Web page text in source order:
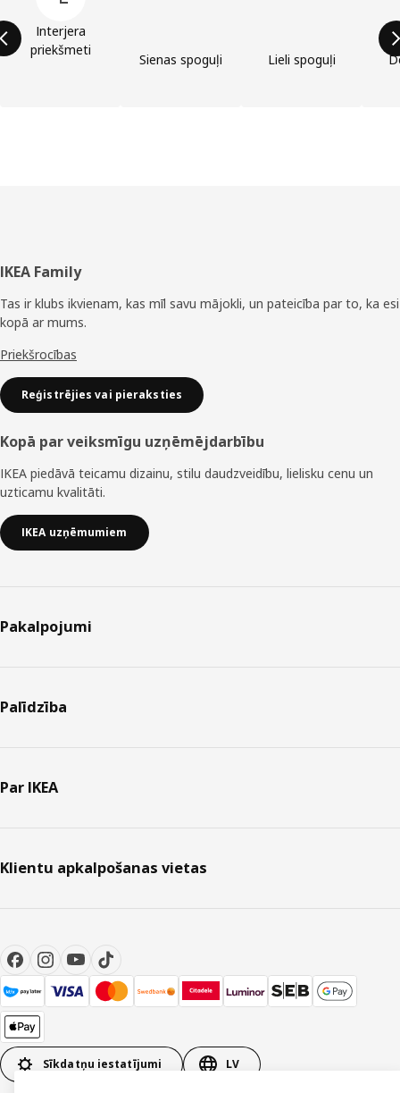
Interjera
priekšmeti
Sienas spoguļi Lieli spoguļi
Kājene
IKEA Family
Tas ir klubs ikvienam, kas mīl savu mājokli, un pateicība par to, ka esi
kopā ar mums.
Priekšrocības
Reģistrējies vai pieraksties
Kopā par veiksmīgu uzņēmējdarbību
IKEA piedāvā teicamu dizainu, stilu daudzveidību, lielisku cenu un
uzticamu kvalitāti.
IKEA uzņēmumiem
Pakalpojumi
Palīdzība
Par IKEA
Klientu apkalpošanas vietas
Sīkdatņu iestatījumi LV